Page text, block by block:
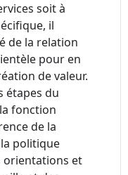
soit à
il
de la relation
pour en
de valeur.
étapes du
fonction
de la
politique
orientations et